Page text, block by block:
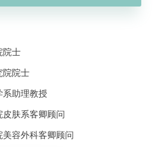
院士
院院士
系助理教授
肤系客卿顾问
容外科客卿顾问